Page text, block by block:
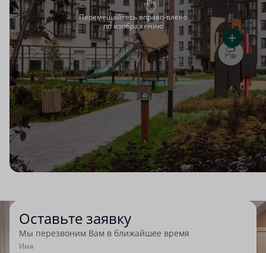
Перемещайтесь вправо-влево
по изображению
Оставьте заявку
Мы перезвоним Вам в ближайшее время
Имя